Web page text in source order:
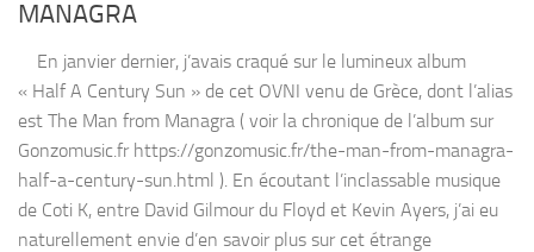
MANAGRA
En janvier dernier, j’avais craqué sur le lumineux album
« Half A Century Sun » de cet OVNI venu de Grèce, dont l’alias
est The Man from Managra ( voir la chronique de l’album sur
Gonzomusic.fr https://gonzomusic.fr/the-man-from-managra-
half-a-century-sun.html ). En écoutant l’inclassable musique
de Coti K, entre David Gilmour du Floyd et Kevin Ayers, j’ai eu
naturellement envie d’en savoir plus sur cet étrange